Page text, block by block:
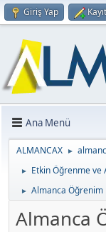
Giriş Yap
Ana Menü
ALMANCAX ►
► Etkin Öğrenme ve
► Almanca Öğrenim
Almanca